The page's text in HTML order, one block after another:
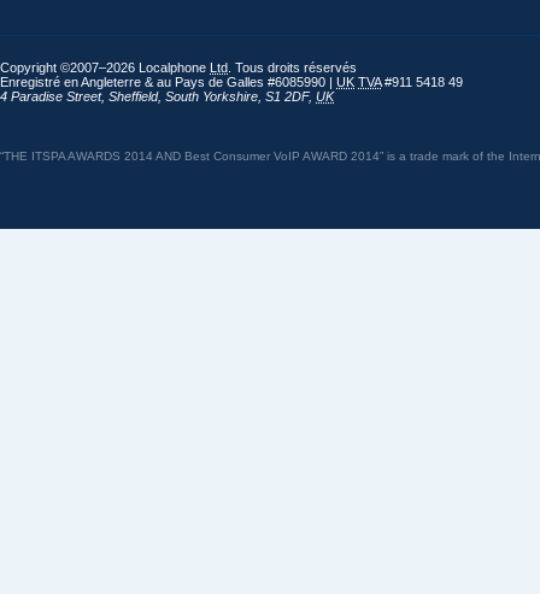
Copyright ©2007–2026 Localphone Ltd . Tous droits réservés
Enregistré en Angleterre & au Pays de Galles #6085990 | UK TVA#911 5418 49
4 Paradise Street, Sheffield, South Yorkshire S1 2DF, UK
“THE ITSPA AWARDS 2014 AND Best Consumer VoIP AWARD 2014” is a trade mark of the